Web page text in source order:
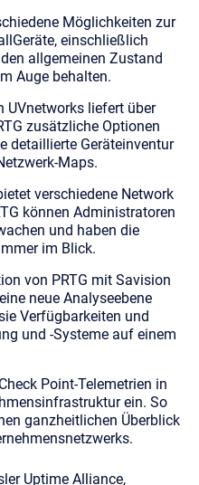
Möglichkeiten zur
einschließlich
allgemeinen Zustand
Auge behalten.
UVnetworks liefert über
zusätzliche Optionen
detaillierte Geräteinventur
Maps.
verschiedene Network
können Administratoren
und haben die
im Blick.
von PRTG mit Savision
neue Analyseebene
Verfügbarkeiten und
und -Systeme auf einem
Point-Telemetrien in
ein. So
ganzheitlichen Überblick
Uptime Alliance,